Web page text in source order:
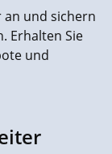
an und sichern
Erhalten Sie
und